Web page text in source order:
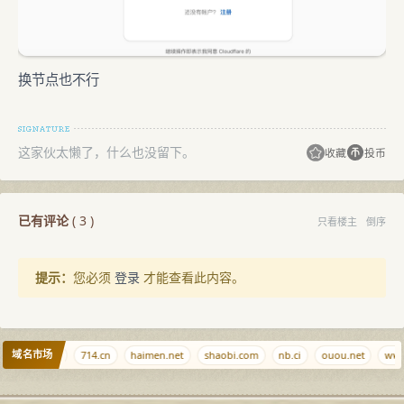
换节点也不行
这家伙太懒了，什么也没留下。 收藏 投币
已有评论( 3 ) 只看楼主 倒序
提示： 您必须 登录 才能查看此内容。
域名市场
w.cr 714.cn haimen.net shaobi.com nb.ci ouou.net